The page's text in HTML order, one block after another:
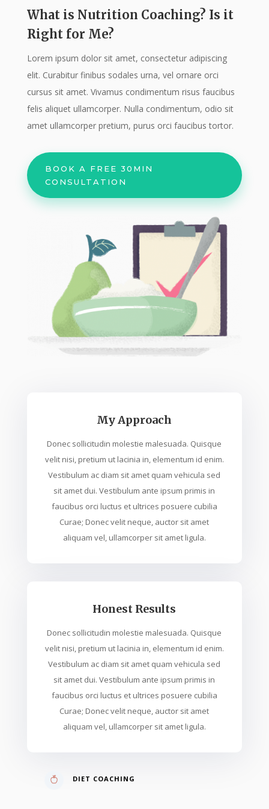
What is Nutrition Coaching? Is it
Right for Me?
Lorem ipsum dolor sit amet, consectetur adipiscing
elit. Curabitur finibus sodales urna, vel ornare orci
cursus sit amet. Vivamus condimentum risus faucibus
felis aliquet ullamcorper. Nulla condimentum, odio sit
amet ullamcorper pretium, purus orci faucibus tortor.
BOOK A FREE 30MIN
CONSULTATION
My Approach
Donec sollicitudin molestie malesuada. Quisque
velit nisi, pretium ut lacinia in, elementum id enim.
Vestibulum ac diam sit amet quam vehicula sed
sit amet dui. Vestibulum ante ipsum primis in
faucibus orci luctus et ultrices posuere cubilia
Curae; Donec velit neque, auctor sit amet
aliquam vel, ullamcorper sit amet ligula.
Honest Results
Donec sollicitudin molestie malesuada. Quisque
velit nisi, pretium ut lacinia in, elementum id enim.
Vestibulum ac diam sit amet quam vehicula sed
sit amet dui. Vestibulum ante ipsum primis in
faucibus orci luctus et ultrices posuere cubilia
Curae; Donec velit neque, auctor sit amet
aliquam vel, ullamcorper sit amet ligula.
DIET COACHING